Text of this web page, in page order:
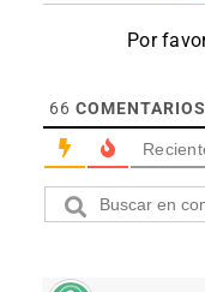
Por
66 COMENTARIOS